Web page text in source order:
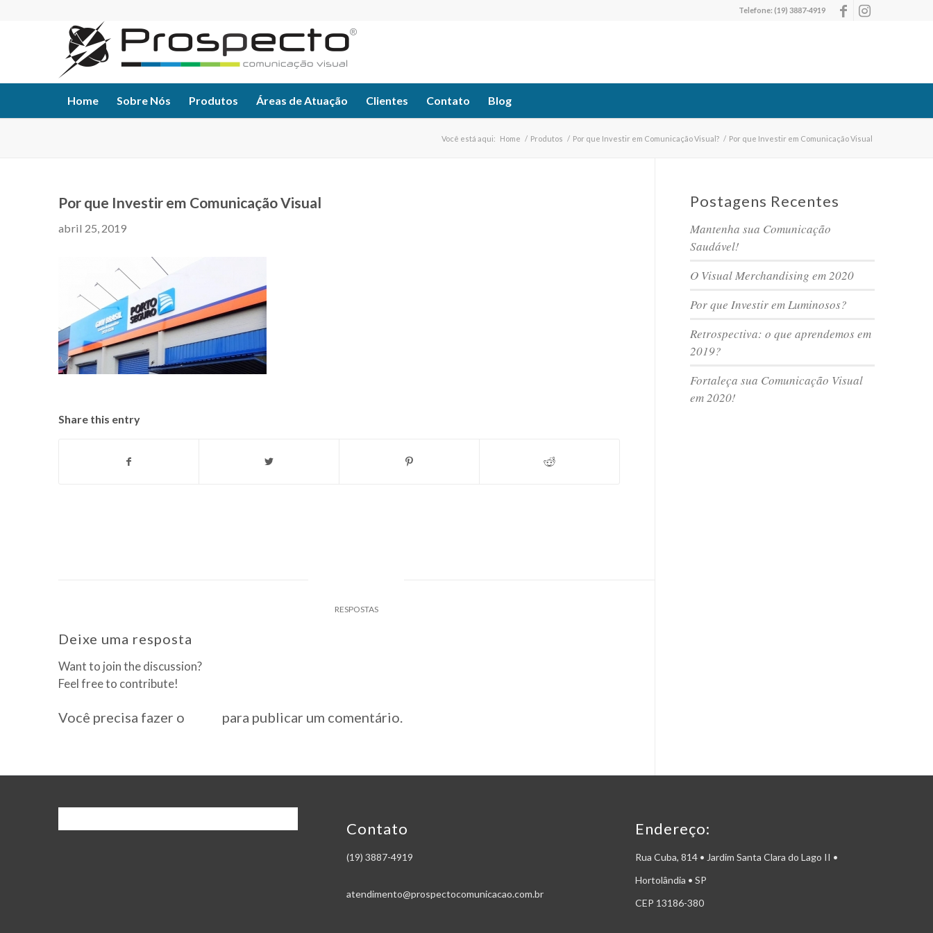
Telefone:(19) 3887-4919
Home Sobre Nós Produtos Áreas de Atuação Clientes Contato Blog
Você está aqui: Home / Produtos / Por que Investir em Comunicação Visual? / Por que Investir em Comunicação Visual
Por que Investir em Comunicação Visual
abril 25, 2019
Share this entry
RESPOSTAS
Deixe uma resposta
Want to join the discussion?
Feel free to contribute!
Você precisa fazer o para publicar um comentário.
Postagens Recentes
Mantenha sua Comunicação
Saudável!
O Visual Merchandising em 2020
Por que Investir em Luminosos?
Retrospectiva: o que aprendemos em
2019?
Fortaleça sua Comunicação Visual
em 2020!
Contato
(19) 3887-4919
atendimento@prospectocomunicacao.com.br
Endereço:
Rua Cuba, 814 • Jardim Santa Clara do Lago II •
Hortolândia • SP
CEP 13186-380